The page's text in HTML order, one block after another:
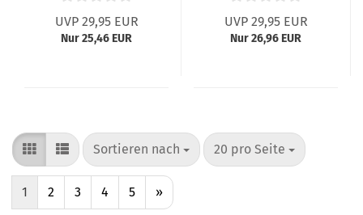
UVP 29,95 EUR
Nur 25,46 EUR
UVP 29,95 EUR
Nur 26,96 EUR
Sortieren nach
Sortieren nach 20 pro Seite
pro Seite
1 2 3 4 5 »